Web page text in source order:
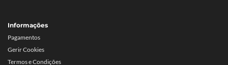
Informações
Pagamentos
Gerir Cookies
Termos e Condições